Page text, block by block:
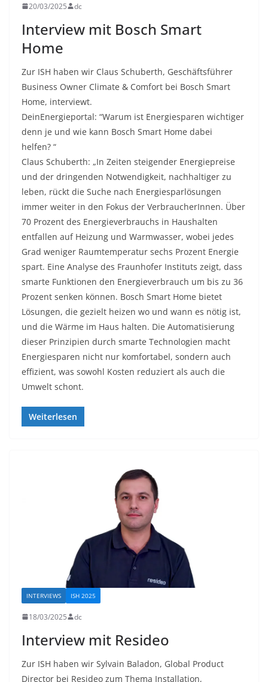
20/03/2025 dc
Interview mit Bosch Smart
Home
Zur ISH haben wir Claus Schuberth, Geschäftsführer
Business Owner Climate & Comfort bei Bosch Smart
Home, interviewt.
DeinEnergieportal: “Warum ist Energiesparen wichtiger
denn je und wie kann Bosch Smart Home dabei
helfen? “
Claus Schuberth: „In Zeiten steigender Energiepreise
und der dringenden Notwendigkeit, nachhaltiger zu
leben, rückt die Suche nach Energiesparlösungen
immer weiter in den Fokus der VerbraucherInnen. Über
70 Prozent des Energieverbrauchs in Haushalten
entfallen auf Heizung und Warmwasser, wobei jedes
Grad weniger Raumtemperatur sechs Prozent Energie
spart. Eine Analyse des Fraunhofer Instituts zeigt, dass
smarte Funktionen den Energieverbrauch um bis zu 36
Prozent senken können. Bosch Smart Home bietet
Lösungen, die gezielt heizen wo und wann es nötig ist,
und die Wärme im Haus halten. Die Automatisierung
dieser Prinzipien durch smarte Technologien macht
Energiesparen nicht nur komfortabel, sondern auch
effizient, was sowohl Kosten reduziert als auch die
Umwelt schont.
Weiterlesen
INTERVIEWS ISH 2025
18/03/2025 dc
Interview mit Resideo
Zur ISH haben wir Sylvain Baladon, Global Product
Director bei Resideo zum Thema Installation,